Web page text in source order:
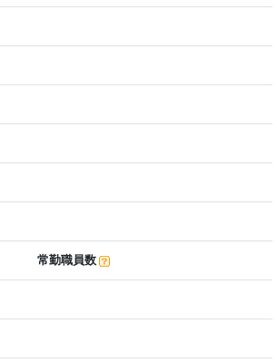
常勤職員数